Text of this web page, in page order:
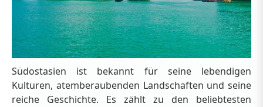
Südostasien ist bekannt für seine lebendigen
Kulturen, atemberaubenden Landschaften und seine
reiche Geschichte. Es zählt zu den beliebtesten